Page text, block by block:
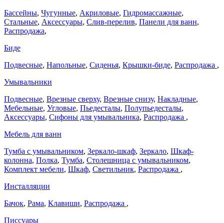
Бассейны, Чугунные, Акриловые, Гидромассажные,
Стальные, Аксессуары, Слив-перелив, Панели для ванн,
Распродажа,
Биде
Подвесные, Напольные, Сиденья, Крышки-биде, Распродажа ,
Умывальники
Подвесные, Врезные сверху, Врезные снизу, Накладные,
Мебельные, Угловые, Пьедесталы, Полупьедесталы,
Аксессуары, Сифоны для умывальника, Распродажа ,
Мебель для ванн
Тумба с умывальником, Зеркало-шкаф, Зеркало, Шкаф-
колонна, Полка, Тумба, Столешница с умывальником,
Комплект мебели, Шкаф, Светильник, Распродажа ,
Инсталляции
Бачок, Рама, Клавиши, Распродажа ,
Писсуары